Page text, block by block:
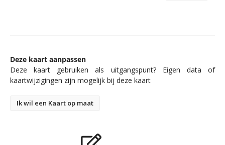
Deze kaart aanpassen
Deze kaart gebruiken als uitgangspunt? Eigen data of
kaartwijzigingen zijn mogelijk bij deze kaart
Ik wil een Kaart op maat